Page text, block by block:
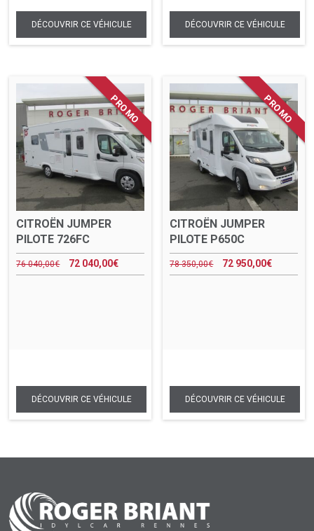
CITROËN JUMPER
PILOTE 726FC
76 040,00€ 72 040,00€
CITROËN JUMPER
PILOTE P650C
78 350,00€ 72 950,00€